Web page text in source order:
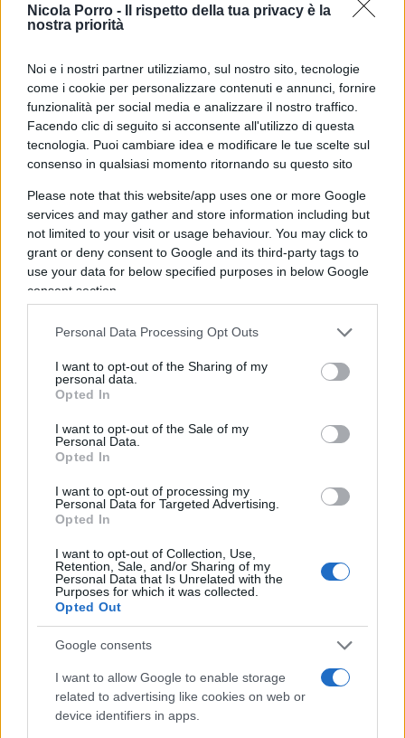
Nicola Porro -
Il rispetto della tua privacy è la
nostra priorità
Noi e i nostri partner utilizziamo, sul nostro sito, tecnologie
come i cookie per personalizzare contenuti e annunci, fornire
funzionalità per social media e analizzare il nostro traffico.
Facendo clic di seguito si acconsente all'utilizzo di questa
tecnologia. Puoi cambiare idea e modificare le tue scelte sul
consenso in qualsiasi momento ritornando su questo sito
Please note that this website/app uses one or more Google
services and may gather and store information including but
not limited to your visit or usage behaviour. You may click to
grant or deny consent to Google and its third-party tags to
use your data for below specified purposes in below Google
consent section.
Personal Data Processing Opt Outs
I want to opt-out of the Sharing of my
personal data.
Opted In
I want to opt-out of the Sale of my
Personal Data.
Opted In
I want to opt-out of processing my
Personal Data for Targeted Advertising.
Opted In
I want to opt-out of Collection, Use,
Retention, Sale, and/or Sharing of my
Personal Data that Is Unrelated with the
Purposes for which it was collected.
Opted Out
Google consents
I want to allow Google to enable storage
related to advertising like cookies on web or
device identifiers in apps.
Ferrara sfotte (giustamente) il rapporto Chomsky-
Epstein.
La casa nel bosco non viola l’obbligo scolastico,
dice il ministero.
Wall street sale e infine quanto valgono le
promozioni dell’Italia.
Nicolaporro.it è anche su Whatsapp. È
sufficientecliccare quiper iscriversi al canale ed
essere sempre aggiornati (gratis).
Leggi i commenti
SEDUTE SATIRICHE
Vignetta del 07/08/2026
Vai all'archivio delle vignette